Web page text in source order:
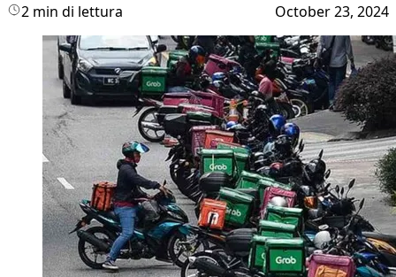
2 min di lettura October 23, 2024